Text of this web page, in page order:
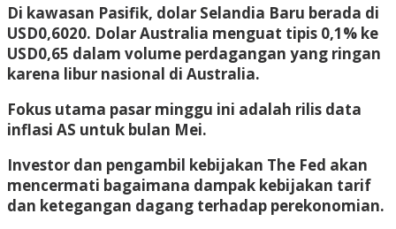
Di kawasan Pasifik, dolar Selandia Baru berada di
USD0,6020. Dolar Australia menguat tipis 0,1% ke
USD0,65 dalam volume perdagangan yang ringan
karena libur nasional di Australia.
Fokus utama pasar minggu ini adalah rilis data
inflasi AS untuk bulan Mei.
Investor dan pengambil kebijakan The Fed akan
mencermati bagaimana dampak kebijakan tarif
dan ketegangan dagang terhadap perekonomian.